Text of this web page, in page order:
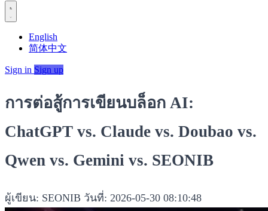
English
简体中文
Sign in Sign up
การต่อสู้การเขียนบล็อก AI:
ChatGPT vs. Claude vs. Doubao vs.
Qwen vs. Gemini vs. SEONIB
ผู้เขียน: SEONIB วันที่: 2026-05-30 08:10:48